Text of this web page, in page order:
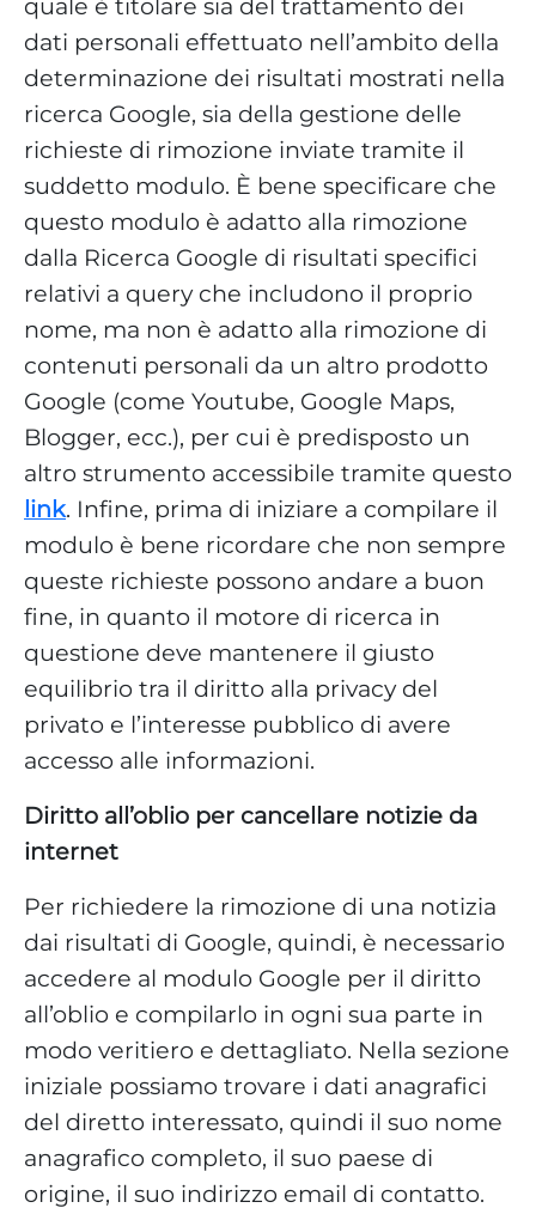
quale è titolare sia del trattamento dei
dati personali effettuato nell’ambito della
determinazione dei risultati mostrati nella
ricerca Google, sia della gestione delle
richieste di rimozione inviate tramite il
suddetto modulo. È bene specificare che
questo modulo è adatto alla rimozione
dalla Ricerca Google di risultati specifici
relativi a query che includono il proprio
nome, ma non è adatto alla rimozione di
contenuti personali da un altro prodotto
Google (come Youtube, Google Maps,
Blogger, ecc.), per cui è predisposto un
altro strumento accessibile tramite questo
link. Infine, prima di iniziare a compilare il
modulo è bene ricordare che non sempre
queste richieste possono andare a buon
fine, in quanto il motore di ricerca in
questione deve mantenere il giusto
equilibrio tra il diritto alla privacy del
privato e l’interesse pubblico di avere
accesso alle informazioni.
Diritto all’oblio per cancellare notizie da
internet
Per richiedere la rimozione di una notizia
dai risultati di Google, quindi, è necessario
accedere al modulo Google per il diritto
all’oblio e compilarlo in ogni sua parte in
modo veritiero e dettagliato. Nella sezione
iniziale possiamo trovare i dati anagrafici
del diretto interessato, quindi il suo nome
anagrafico completo, il suo paese di
origine, il suo indirizzo email di contatto.